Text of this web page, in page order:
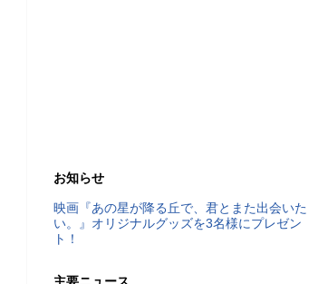
お知らせ
映画『あの星が降る丘で、君とまた出会いた
い。』オリジナルグッズを3名様にプレゼン
ト！